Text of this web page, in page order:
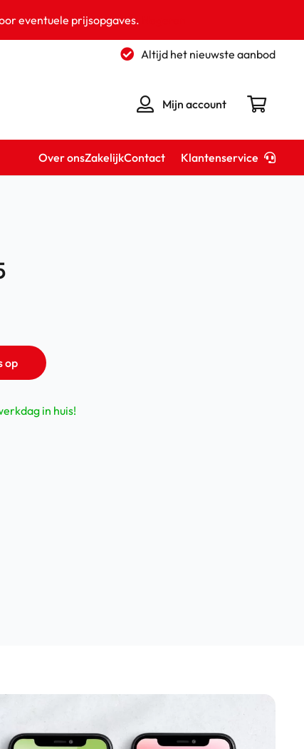
eventuele prijsopgaves.
Altijd het nieuwste aanbod
Mijn account
Over onsZakelijkContact Klantenservice
op
in huis!